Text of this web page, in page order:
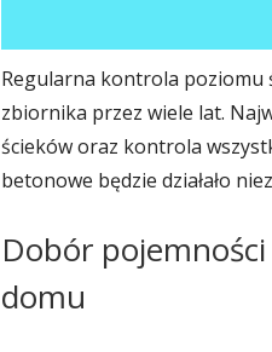
Regularna kontrola poziomu
zbiornika przez wiele lat.
ścieków oraz kontrola
betonowe będzie działało
Dobór
domu